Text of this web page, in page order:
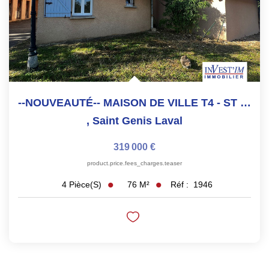
--NOUVEAUTÉ-- MAISON DE VILLE T4 - ST GENIS LAVAL
, Saint Genis Laval
319 000 €
product.price.fees_charges.teaser
4 Pièce(s) 76 M² Réf : 1946